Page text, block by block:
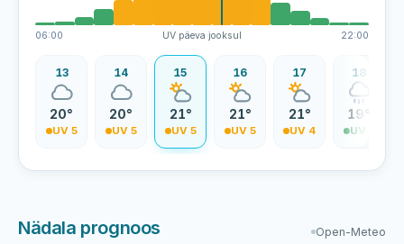
06:00 UV päeva jooksul 22:00
13
20°
UV 5
14
20°
UV 5
15
21°
UV 5
16
21°
UV 5
17
21°
UV 4
18
19°
UV 3
Nädala prognoos Open-Meteo